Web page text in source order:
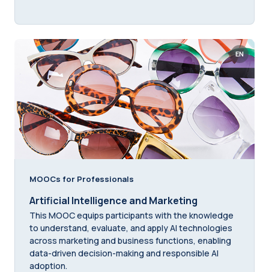
EN
MOOCs for Professionals
Artificial Intelligence and Marketing
This MOOC equips participants with the knowledge
to understand, evaluate, and apply AI technologies
across marketing and business functions, enabling
data-driven decision-making and responsible AI
adoption.